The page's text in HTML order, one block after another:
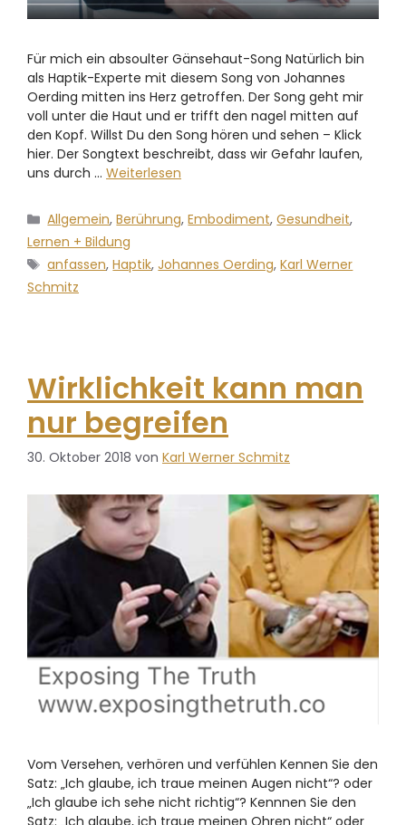
Für mich ein absoulter Gänsehaut-Song Natürlich bin
als Haptik-Experte mit diesem Song von Johannes
Oerding mitten ins Herz getroffen. Der Song geht mir
voll unter die Haut und er trifft den nagel mitten auf
den Kopf. Willst Du den Song hören und sehen – Klick
hier. Der Songtext beschreibt, dass wir Gefahr laufen,
uns durch … Weiterlesen
Allgemein,Berührung,Embodiment,Gesundheit,
Lernen + Bildung
anfassen,Haptik,Johannes Oerding,Karl Werner
Schmitz
Wirklichkeit kann man
nur begreifen
30. Oktober 2018 von Karl Werner Schmitz
Vom Versehen, verhören und verfühlen Kennen Sie den
Satz: „Ich glaube, ich traue meinen Augen nicht“? oder
„Ich glaube ich sehe nicht richtig“? Kennnen Sie den
Satz: „Ich glaube, ich traue meinen Ohren nicht“ oder